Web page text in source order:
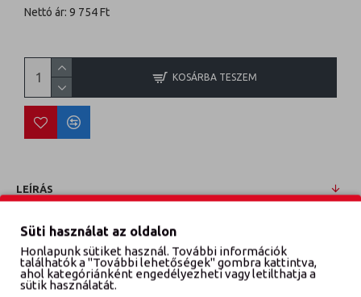
Nettó ár: 9 754 Ft
KOSÁRBA TESZEM
LEÍRÁS
csomagtértálca
VÉLEMÉNYEK
Süti használat az oldalon
Honlapunk sütiket használ. További információk
találhatók a "További lehetőségek" gombra kattintva,
ahol kategóriánként engedélyezheti vagy letilthatja a
sütik használatát.